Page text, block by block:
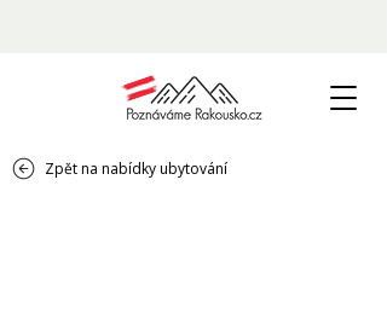
Zpět na nabídky ubytování